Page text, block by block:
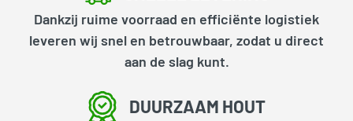
Dankzij ruime voorraad en efficiënte logistiek
leveren wij snel en betrouwbaar, zodat u direct
aan de slag kunt.
DUURZAAM HOUT